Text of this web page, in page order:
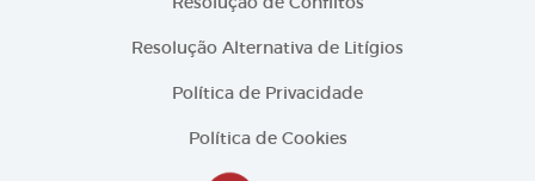
Resolução Alternativa de Litígios
Política de Privacidade
Política de Cookies